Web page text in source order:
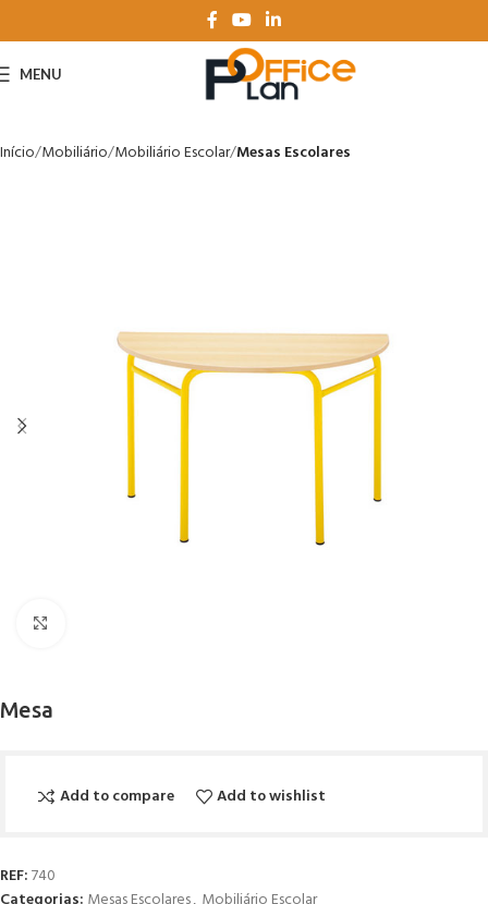
MENU
Início Mobiliário Mobiliário Escolar Mesas Escolares
Mesa
Add to compare Add to wishlist
REF:740